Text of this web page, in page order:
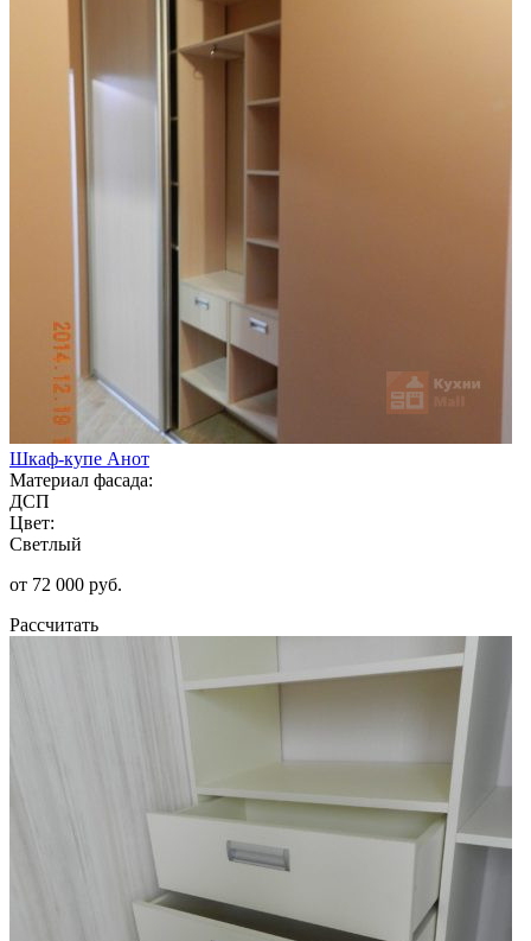
Шкаф-купе Анот
Материал фасада:
ДСП
Цвет:
Светлый
от 72 000 руб.
Рассчитать